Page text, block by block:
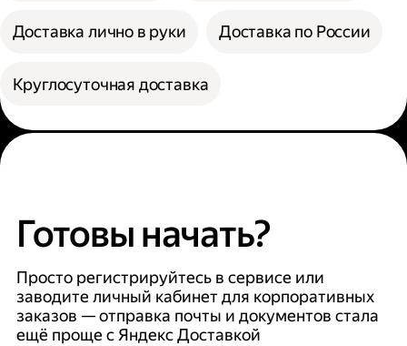
Доставка лично в руки Доставка по России
Круглосуточная доставка
Готовы начать?
Просто регистрируйтесь в сервисе или
заводите личный кабинет для корпоративных
заказов — отправка почты и документов стала
ещё проще с Яндекс Доставкой